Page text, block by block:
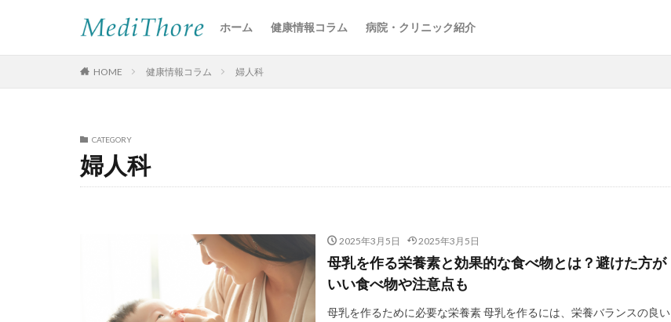
ホーム 健康情報コラム 病院・クリニック紹介
HOME 健康情報コラム 婦人科
CATEGORY
婦人科
2025年3月5日 2025年3月5日
母乳を作る栄養素と効果的な食べ物とは？避けた方が
いい食べ物や注意点も
母乳を作るために必要な栄養素 母乳を作るには、栄養バランスの良い